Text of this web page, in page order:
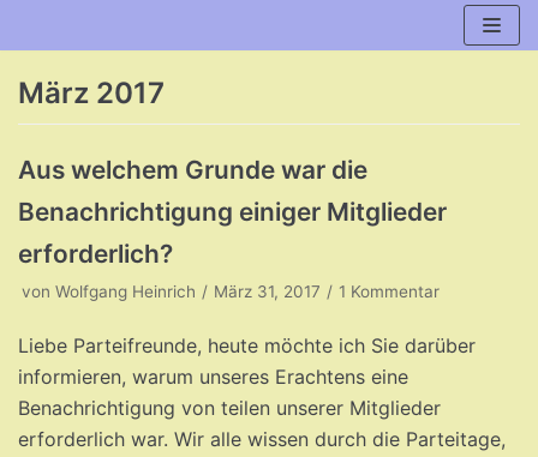
März 2017
Aus welchem Grunde war die
Benachrichtigung einiger Mitglieder
erforderlich?
von Wolfgang Heinrich März 31, 2017 1 Kommentar
Liebe Parteifreunde, heute möchte ich Sie darüber
informieren, warum unseres Erachtens eine
Benachrichtigung von teilen unserer Mitglieder
erforderlich war. Wir alle wissen durch die Parteitage,